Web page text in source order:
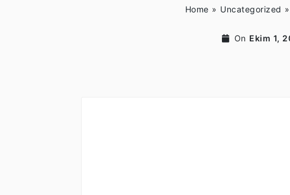
Home » Uncategorized
On Ekim 1,